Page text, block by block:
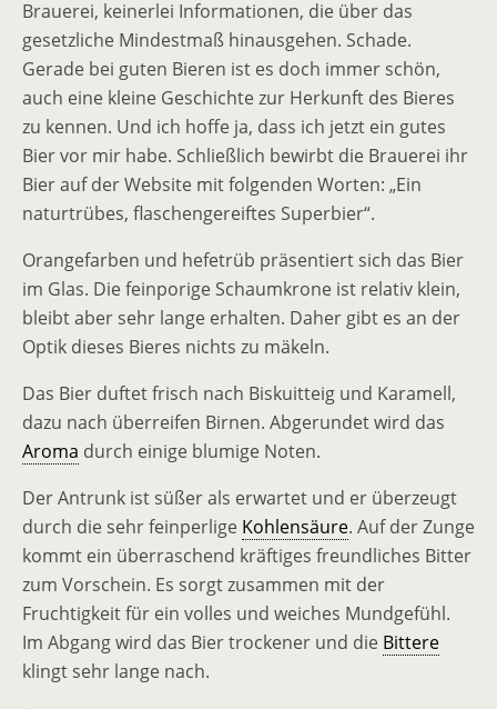
Brauerei, keinerlei Informationen, die über das
gesetzliche Mindestmaß hinausgehen. Schade.
Gerade bei guten Bieren ist es doch immer schön,
auch eine kleine Geschichte zur Herkunft des Bieres
zu kennen. Und ich hoffe ja, dass ich jetzt ein gutes
Bier vor mir habe. Schließlich bewirbt die Brauerei ihr
Bier auf der Website mit folgenden Worten: „Ein
naturtrübes, flaschengereiftes Superbier“.
Orangefarben und hefetrüb präsentiert sich das Bier
im Glas. Die feinporige Schaumkrone ist relativ klein,
bleibt aber sehr lange erhalten. Daher gibt es an der
Optik dieses Bieres nichts zu mäkeln.
Das Bier duftet frisch nach Biskuitteig und Karamell,
dazu nach überreifen Birnen. Abgerundet wird das
Aroma durch einige blumige Noten.
Der Antrunk ist süßer als erwartet und er überzeugt
durch die sehr feinperlige Kohlensäure. Auf der Zunge
kommt ein überraschend kräftiges freundliches Bitter
zum Vorschein. Es sorgt zusammen mit der
Fruchtigkeit für ein volles und weiches Mundgefühl.
Im Abgang wird das Bier trockener und die Bittere
klingt sehr lange nach.